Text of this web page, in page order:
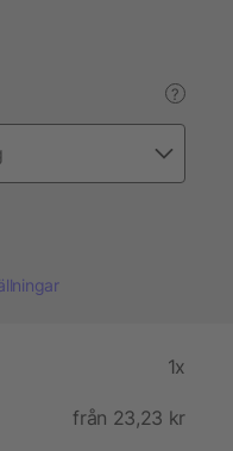
?
1x
från 23,23 kr